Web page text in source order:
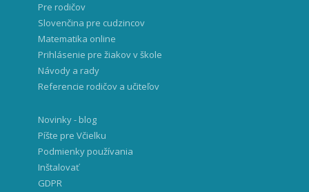
Pre rodičov
Slovenčina pre cudzincov
Matematika online
Prihlásenie pre žiakov v škole
Návody a rady
Referencie rodičov a učiteľov
Novinky - blog
Píšte pre Včielku
Podmienky používania
Inštalovať
GDPR